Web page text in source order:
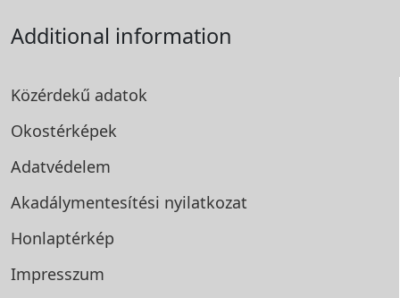
Additional information
Közérdekű adatok
Okostérképek
Adatvédelem
Akadálymentesítési nyilatkozat
Honlaptérkép
Impresszum